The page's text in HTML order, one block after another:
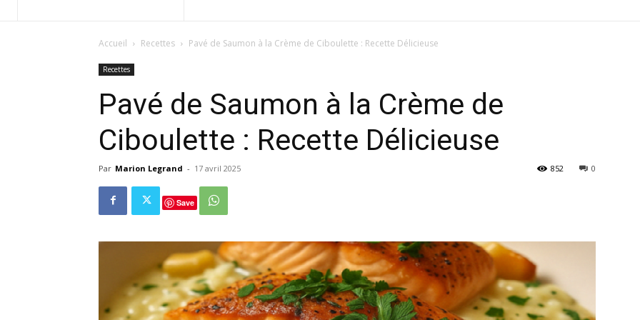
Accueil Recettes Pavé de Saumon à la Crème de Ciboulette : Recette Délicieuse
Recettes
Pavé de Saumon à la Crème de
Ciboulette : Recette Délicieuse
Par Marion Legrand - 17 avril 2025 0
852
Save